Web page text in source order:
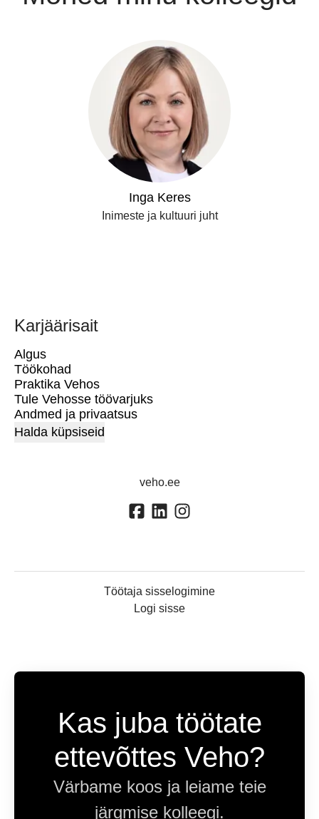
Inga Keres
Inimeste ja kultuuri juht
Karjäärisait
Algus
Töökohad
Praktika Vehos
Tule Vehosse töövarjuks
Andmed ja privaatsus
Halda küpsiseid
veho.ee
Töötaja sisselogimine
Logi sisse
Kas juba töötate
ettevõttes Veho?
Värbame koos ja leiame teie
järgmise kolleegi.